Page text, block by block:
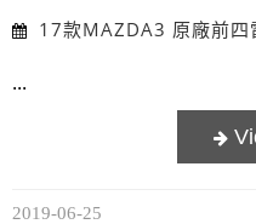
17款MAZDA3 原廠前四
...
2019-06-25